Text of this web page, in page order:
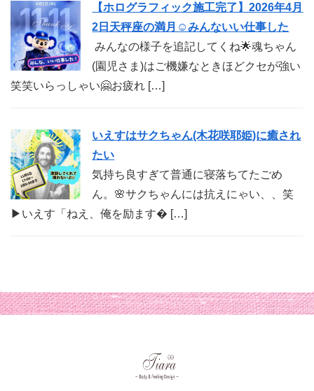
【ホログラフィック施工完了】2026年4月
2日天秤座の満月☺︎みんないい仕事した
みんなの様子を追記してくね🌟魂ちゃん
(園児さま)はご機嫌なときほどクセが強い
笑笑いらっしゃい🤗お疲れ […]
いえすはサクちゃん(木花咲耶姫)に癒され
たい
気持ち良すぎて普通に寝落ちてたごめ
ん。🌸サクちゃんには抗えにゃい、、笑
▶︎いえす「ねえ、俺を励ます� […]